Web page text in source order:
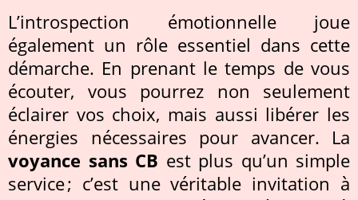
L’introspection émotionnelle joue
également un rôle essentiel dans cette
démarche. En prenant le temps de vous
écouter, vous pourrez non seulement
éclairer vos choix, mais aussi libérer les
énergies nécessaires pour avancer. La
voyance sans CB est plus qu’un simple
service ; c’est une véritable invitation à